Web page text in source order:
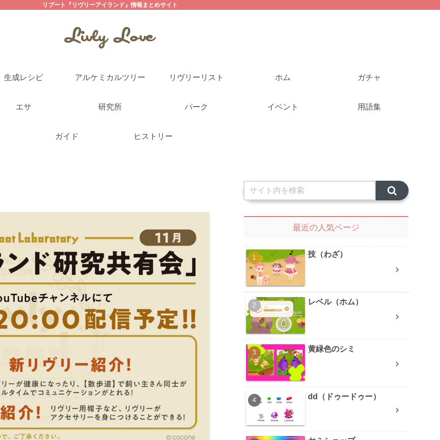
リブート『リヴリーアイランド』情報まとめサイト
生成レシピ アルケミカルツリー リヴリーリスト ホム ガチャ
エサ 研究所 パーク イベント 用語集
ガイド ヒストリー
最近の人気ページ
技（わざ）
レベル（ホム）
黄緑色のシミ
dd（ドゥードゥー）